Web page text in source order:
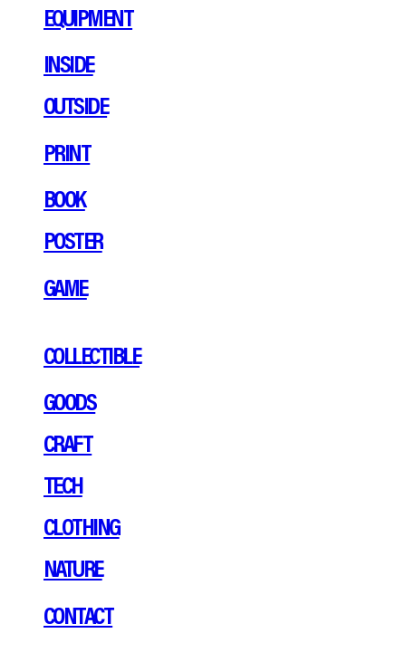
EQUIPMENT
INSIDE
OUTSIDE
PRINT
BOOK
POSTER
GAME
COLLECTIBLE
GOODS
CRAFT
TECH
CLOTHING
NATURE
CONTACT